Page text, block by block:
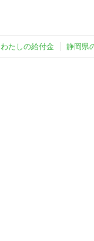
わたしの給付金 静岡県